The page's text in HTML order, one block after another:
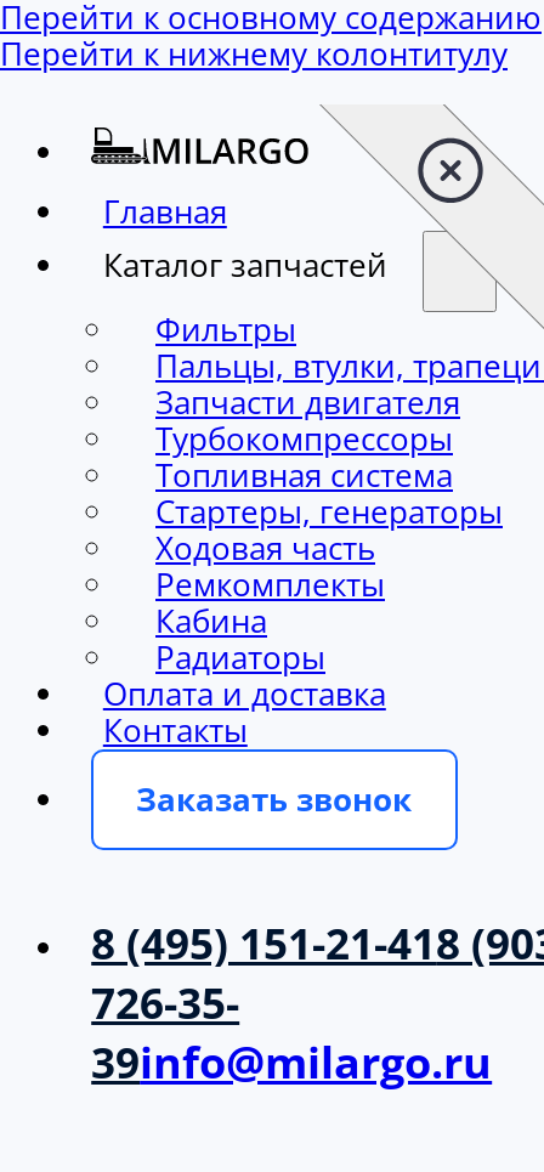
Перейти к основному содержанию
Перейти к нижнему колонтитулу
Главная
Каталог запчастей
Фильтры
Пальцы, втулки,
Запчасти двигателя
Турбокомпрессоры
Топливная система
Стартеры, генераторы
Ходовая часть
Ремкомплекты
Кабина
Радиаторы
Оплата и доставка
Контакты
Заказать звонок
8 (495) 151-21-418
726-35-
39info@milargo.ru